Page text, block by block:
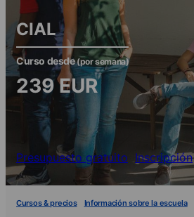
CIAL
Curso desde(por semana)
239EUR
Presupuesto gratuito Inscripción
Cursos & precios Información sobre la escuela